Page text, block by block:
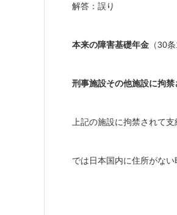
解答：誤り
本来の障害基礎年金 （30
刑事施設その他施設に拘
上記の施設に拘禁されて
では日本国内に住所がな